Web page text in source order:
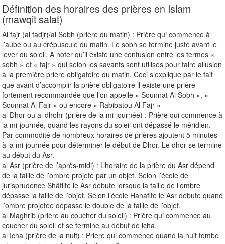
Définition des horaires des prières en Islam
(mawqit salat)
Al fajr (al fadjr)/al Sobh (prière du matin) : Prière qui commence à
l’aube ou au crépuscule du matin. Le sobh se termine juste avant le
lever du soleil. A noter qu’il existe une confusion entre les termes «
sobh » et « fajr » qui selon les savants sont utilisés pour faire allusion
à la première prière obligatoire du matin. Ceci s’explique par le fait
que avant d’accomplir la prière obligatoire il existe une prière
fortement recommandée que l’on appelle « Sounnat Al Sobh », «
Sounnat Al Fajr » ou encore « Rabibatou Al Fajr »
al Dhor ou al dhohr (prière de la mi-journée) : Prière qui commence à
la mi-journée, quand les rayons du soleil ont dépassé le méridien.
Par commodité de nombreux horaires de prières ajoutent 5 minutes
à la mi-journée pour déterminer le début de Dhor. Le dhor se termine
au début du Asr.
al Asr (prière de l’après-midi) : L’horaire de la prière du Asr dépend
de la taille de l’ombre projeté par un objet. Selon l’école de
jurisprudence Shâfiite le Asr débute lorsque la taille de l’ombre
dépasse la taille de l’objet. Selon l’école Hanafite le Asr débute quand
l’ombre projetée dépasse le double de la taille de l’objet.
al Maghrib (prière au coucher du soleil) : Prière qui commence au
coucher du soleil et se termine au début de icha.
al Icha (prière de la nuit) : Prière qui commence quand la nuit tombe